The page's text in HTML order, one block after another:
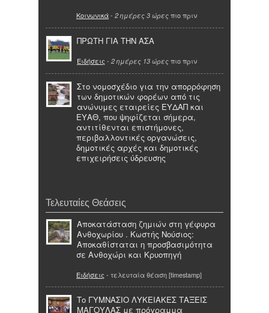
Κοινωνικά- 2 ημέρες 3 ώρες πιο πριν
ΠΡΩΤΗ ΓΙΑ ΤΗΝ ΑΣΑ
Ειδήσεις - 2 ημέρες 13 ώρες πιο πριν
Στο νομοσχέδιο για την απορρόφηση
των δημοτικών φορέων από τις
ανώνυμες εταιρείες ΕΥΔΑΠ και
ΕΥΑΘ, που ψηφίζεται σήμερα,
αντιτίθενται επιστήμονες,
περιβαλλοντικές οργανώσεις,
δημοτικές αρχές και δημοτικές
επιχειρήσεις ύδρευσης
Τελευταίες Θεάσεις
Αποκατάσταση ζημιών στη γέφυρα
Ανθοχωρίου . Κωστής Νούσιος:
Αποκαθίσταται η προσβασιμότητα
σε Ανθοχώρι και Κρυοπηγή
Ειδήσεις - τελευταία θέαση [timestamp]
Το ΓΥΜΝΑΣΙΟ ΛΥΚΕΙΑΚΕΣ ΤΑΞΕΙΣ
ΜΑΓΟΥΛΑΣ με πρόγραμμα